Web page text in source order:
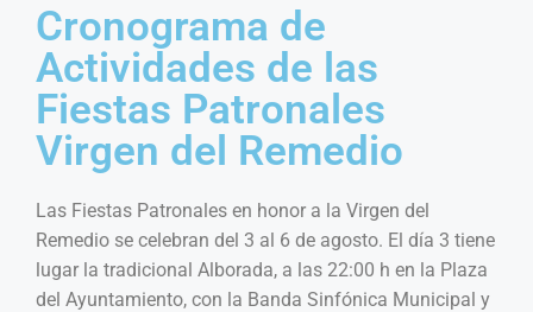
Cronograma de
Actividades de las
Fiestas Patronales
Virgen del Remedio
Las Fiestas Patronales en honor a la Virgen del
Remedio se celebran del 3 al 6 de agosto. El día 3 tiene
lugar la tradicional Alborada, a las 22:00 h en la Plaza
del Ayuntamiento, con la Banda Sinfónica Municipal y